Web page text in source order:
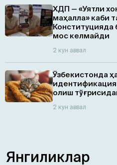
ХДП — «Уятли
маҳалла» каби
Конституцияда
мос келмайди
2 кун аввал
Ўзбекистонда
идентификация
олиш
2 кун аввал
Янгиликлар